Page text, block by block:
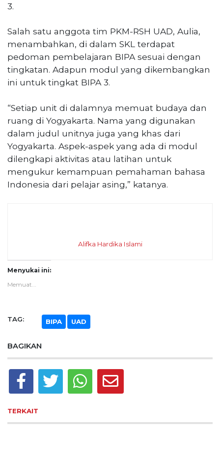
3.
Salah satu anggota tim PKM-RSH UAD, Aulia,
menambahkan, di dalam SKL terdapat
pedoman pembelajaran BIPA sesuai dengan
tingkatan. Adapun modul yang dikembangkan
ini untuk tingkat BIPA 3.
“Setiap unit di dalamnya memuat budaya dan
ruang di Yogyakarta. Nama yang digunakan
dalam judul unitnya juga yang khas dari
Yogyakarta. Aspek-aspek yang ada di modul
dilengkapi aktivitas atau latihan untuk
mengukur kemampuan pemahaman bahasa
Indonesia dari pelajar asing,” katanya.
Alifka Hardika Islami
Menyukai ini:
Memuat...
TAG: BIPA UAD
BAGIKAN
TERKAIT